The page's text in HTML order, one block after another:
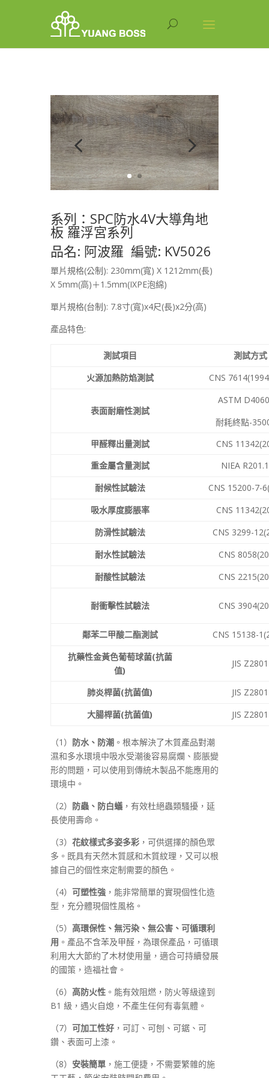
系列：SPC防水4V大導角地
板 羅浮宮系列
品名: 阿波羅 編號: KV5026
單片規格(公制): 230mm(寬) X 1212mm(長)
X 5mm(高)＋1.5mm(IXPE泡綿)
單片規格(台制): 7.8寸(寬)x4尺(長)x2分(高)
產品特色:
測試項目
測試方式
火源加熱防焰測試
CNS
表面耐磨性測試
ASTM
耐耗終點-
甲醛釋出量測試
CNS
重金屬含量測試
NIEA
耐候性試驗法
CNS 15200-7-
吸水厚度膨脹率
CNS
防滑性試驗法
CNS 3299-
耐水性試驗法
CNS
耐酸性試驗法
CNS
耐衝擊性試驗法 CNS
鄰苯二甲酸二酯測試
CNS 15138-
抗藥性金黃色葡萄球菌(抗菌
值)
JIS Z2801
肺炎桿菌(抗菌值)
JIS Z2801
大腸桿菌(抗菌值)
JIS Z2801
（1） 防水、防潮 。根本解決了木質產品對潮
濕和多水環境中吸水受潮後容易腐爛、膨脹變
形的問題，可以使用到傳統木製品不能應用的
環境中。
（2） 防蟲、防白蟻 ，有效杜絕蟲類騷擾，延
長使用壽命。
（3） 花紋樣式多姿多彩 ，可供選擇的顏色眾
多。既具有天然木質感和木質紋理，又可以根
據自己的個性來定制需要的顏色。
（4） 可塑性強 ，能非常簡單的實現個性化造
型，充分體現個性風格。
（5） 高環保性、無污染、無公害、可循環利
用 。產品不含苯及甲醛，為環保產品，可循環
利用大大節約了木材使用量，適合可持續發展
的國策，造福社會。
（6） 高防火性 。能有效阻燃，防火等級達到
B1 級，遇火自熄，不產生任何有毒氣體。
（7） 可加工性好 ，可訂、可刨、可鋸、可
鑽、表面可上漆。
（8） 安裝簡單 ，施工便捷，不需要繁雜的施